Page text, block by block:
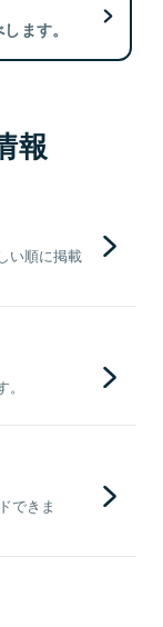
ます。
報
い順に掲載
できま